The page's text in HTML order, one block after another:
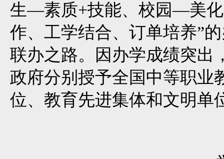
生—素质+技能、校园—美化
作、工学结合、订单培养”
联办之路。因办学成绩突出
政府分别授予全国中等职业
位、教育先进集体和文明单